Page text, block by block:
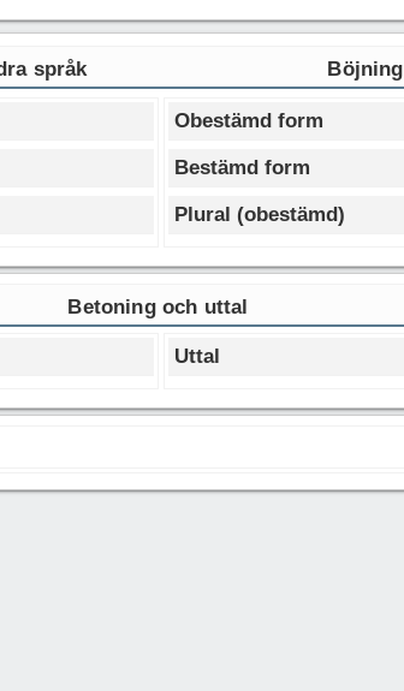
språk Böjning
Obestämd form
Bestämd form
Plural (obestämd)
Betoning och uttal
Uttal